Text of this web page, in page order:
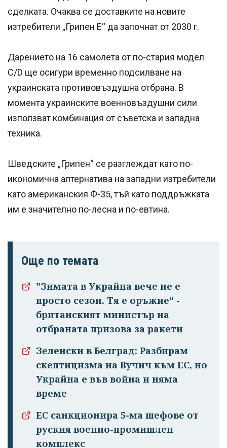
Успешно
излязохте от
профила си!
сделката. Очаква се доставките на новите
изтребители „Грипен E“ да започнат от 2030 г.
Дарението на 16 самолета от по-стария модел
C/D ще осигури временно подсилване на
украинската противовъздушна отбрана. В
момента украинските военновъздушни сили
използват комбинация от съветска и западна
техника.
Шведските „Грипен“ се разглеждат като по-
икономична алтернатива на западни изтребители
като американския Ф-35, тъй като поддръжката
им е значително по-лесна и по-евтина.
Още по темата
"Зимата в Украйна вече не е
просто сезон. Тя е оръжие" -
британският министър на
отбраната призова за ракети
Зеленски в Белград: Разбирам
скептицизма на Вучич към ЕС, но
Украйна е във война и няма
време
ЕС санкционира 5-ма шефове от
руския военно-промишлен
комплекс